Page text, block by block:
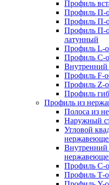
Профиль
Профиль П-
Профиль П-
Профиль П-
латунный
Профиль L-
Профиль C-
Внутренний
Профиль F-
Профиль Z-
Профиль
Профиль из
Полоса из
Наружный
Угловой
Внутренний
Профиль C-
Профиль Т-